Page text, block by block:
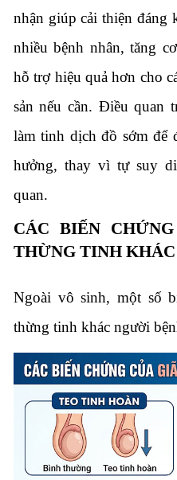
nhận giúp cải thiện đáng
nhiều bệnh nhân, tăng
hỗ trợ hiệu quả hơn cho
sản nếu cần. Điều quan
làm tinh dịch đồ sớm để
hưởng, thay vì tự suy
quan.
CÁC BIẾN
THỪNG TINH
Ngoài vô sinh, một số
thừng tinh khác người